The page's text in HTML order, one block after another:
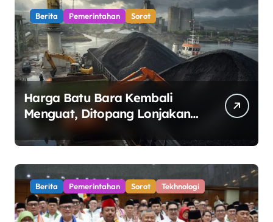
Berita Pemerintahan Sorot
Harga Batu Bara Kembali
Menguat, Ditopang Lonjakan
Harga Minyak dan Pasokan
Ketat di China
Berita Pemerintahan Sorot Tekhnologi